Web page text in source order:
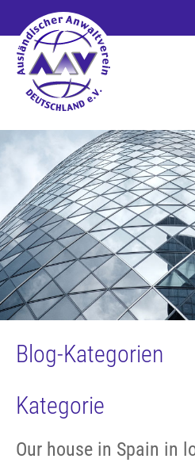
Blog-Kategorien
Kategorie
Our house in Spain in